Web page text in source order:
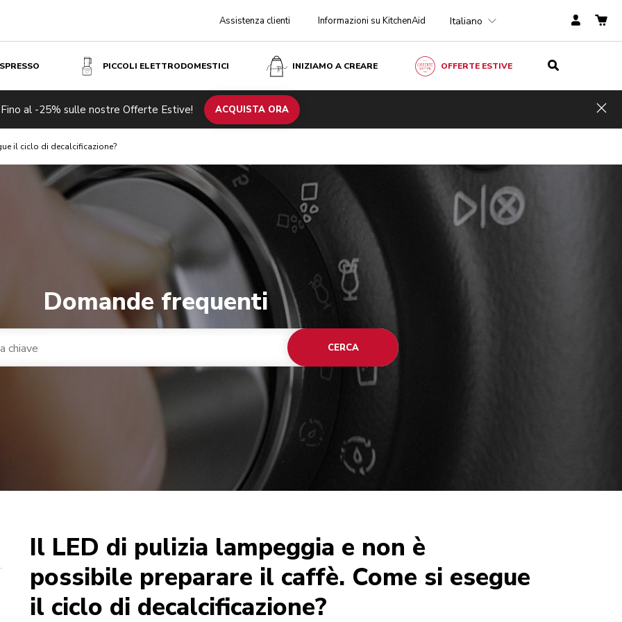
Assistenza clienti Informazioni su KitchenAid Italiano
PICCOLI ELETTRODOMESTICI INIZIAMO A CREARE OFFERTE ESTIVE
Fino al -25% sulle nostre Offerte Estive! ACQUISTA ORA
il ciclo di decalcificazione?
Domande frequenti
CERCA
Il LED di pulizia lampeggia e non è
possibile preparare il caffè. Come si esegue
il ciclo di decalcificazione?
integrato